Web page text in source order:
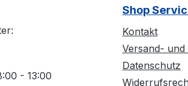
- 13:00
Shop
Kontakt
Versand- und
Datenschutz